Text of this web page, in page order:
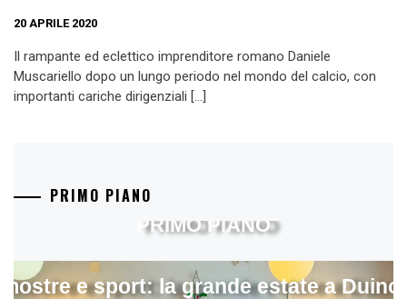
20 APRILE 2020
Il rampante ed eclettico imprenditore romano Daniele
Muscariello dopo un lungo periodo nel mondo del calcio, con
importanti cariche dirigenziali […]
PRIMO PIANO
e sport: la grande estate a
PRIMO PIANO